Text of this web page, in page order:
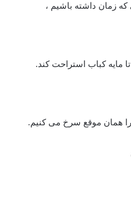
زمان داشته باشیم ،
مایه کباب استراحت کند.
همان موقع سرخ می کنیم.